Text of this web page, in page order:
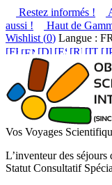
Restez informés !
aussi !
Haut de
Wishlist (0) Langue : FR
Vos Voyages
L’inventeur des
Statut Consultatif